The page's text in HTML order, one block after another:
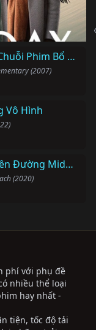
Nghiện Ngập: Chuỗi Phim Bổ Trợ
(2007)
Vô Hình
Vụ Án Mạng Trên Đường Middle Beach
(2020)
phí với phụ đề
nhiều thể loại
hay nhất -
tiện, tốc độ tải